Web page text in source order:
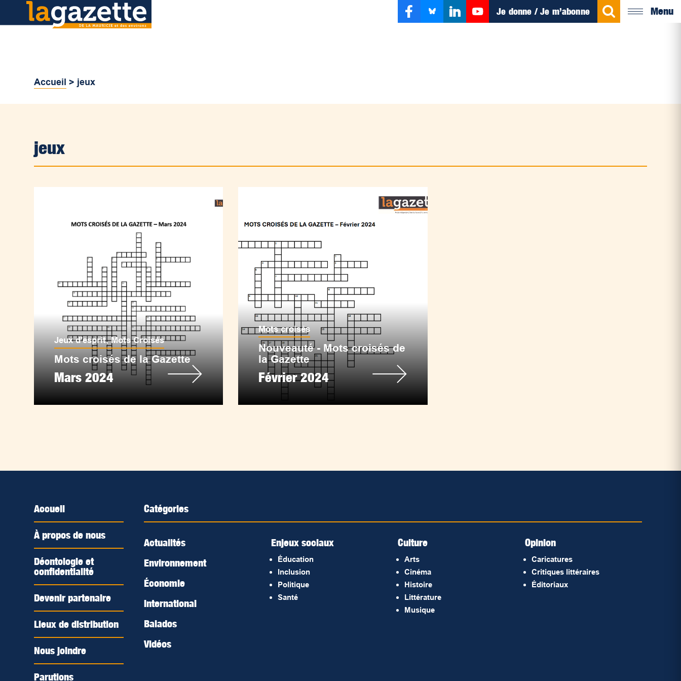
Je donne / Je m’abonne Menu
Accueil > jeux
jeux
Jeux d'esprit,Mots Croisés
Mots croisés de la Gazette
Mars 2024
Mots croisés
Nouveauté - Mots croisés de
la Gazette
Février 2024
Accueil
À propos de nous
Déontologie et
confidentialité
Devenir partenaire
Lieux de distribution
Nous joindre
Parutions
Catégories
Actualités
Environnement
Économie
International
Balados
Vidéos
Enjeux sociaux
Éducation
Inclusion
Politique
Santé
Culture
Arts
Cinéma
Histoire
Littérature
Musique
Opinion
Caricatures
Critiques littéraires
Éditoriaux